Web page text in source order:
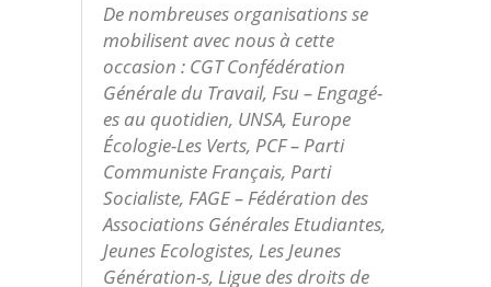
De nombreuses organisations se
mobilisent avec nous à cette
occasion : CGT Confédération
Générale du Travail, Fsu – Engagé-
es au quotidien, UNSA, Europe
Écologie-Les Verts, PCF – Parti
Communiste Français, Parti
Socialiste, FAGE – Fédération des
Associations Générales Etudiantes,
Jeunes Ecologistes, Les Jeunes
Génération-s, Ligue des droits de